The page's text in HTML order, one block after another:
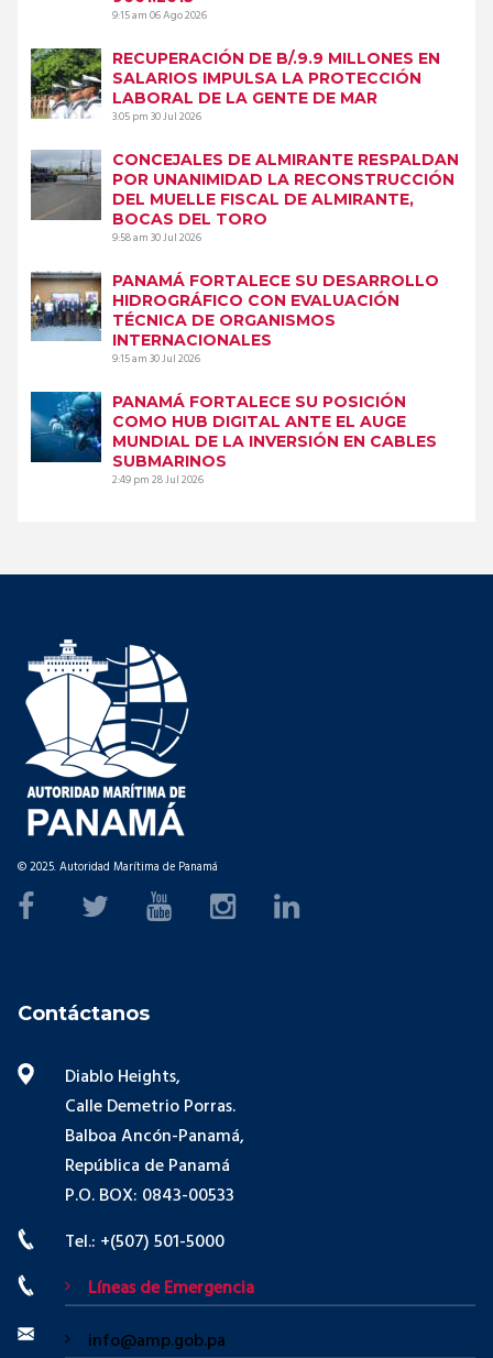
9:15 am06 Ago 2026
RECUPERACIÓN DE B/.9.9 MILLONES EN
SALARIOS IMPULSA LA PROTECCIÓN
LABORAL DE LA GENTE DE MAR
3:05 pm30 Jul 2026
CONCEJALES DE ALMIRANTE RESPALDAN
POR UNANIMIDAD LA RECONSTRUCCIÓN
DEL MUELLE FISCAL DE ALMIRANTE,
BOCAS DEL TORO
9:58 am30 Jul 2026
PANAMÁ FORTALECE SU DESARROLLO
HIDROGRÁFICO CON EVALUACIÓN
TÉCNICA DE ORGANISMOS
INTERNACIONALES
9:15 am30 Jul 2026
PANAMÁ FORTALECE SU POSICIÓN
COMO HUB DIGITAL ANTE EL AUGE
MUNDIAL DE LA INVERSIÓN EN CABLES
SUBMARINOS
2:49 pm28 Jul 2026
© 2025. Autoridad Marítima de Panamá
Contáctanos
Diablo Heights,
Calle Demetrio Porras.
Balboa Ancón-Panamá,
República de Panamá
P.O. BOX: 0843-00533
Tel.: +(507) 501-5000
Líneas de Emergencia
info@amp.gob.pa